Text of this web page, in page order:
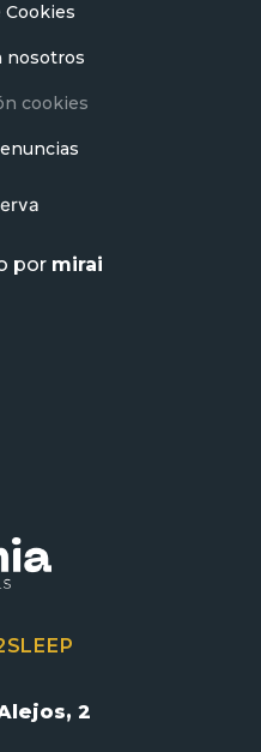
Cookies
nosotros
cookies
por mirai
2